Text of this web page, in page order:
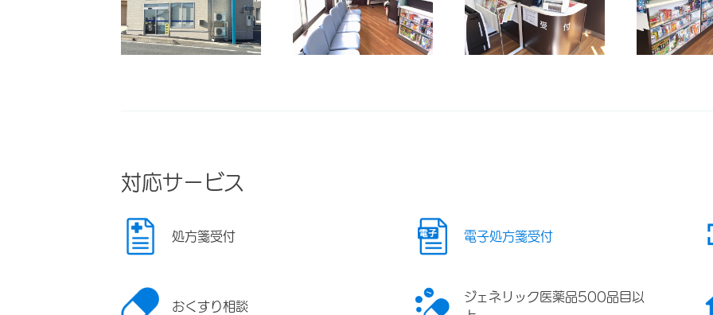
対応サービス
処方箋受付 電子処方箋受付
おくすり相談
ジェネリック医薬品500品目以